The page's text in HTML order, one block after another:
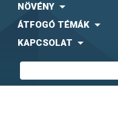
NÖVÉNY
ÁTFOGÓ TÉMÁK
KAPCSOLAT